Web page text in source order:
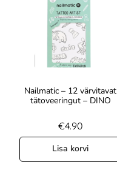
Nailmatic – 12 värvitavat
tätoveeringut – DINO
€4.90
Lisa korvi